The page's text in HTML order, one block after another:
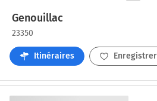
Genouillac
23350
Itinéraires Enregistrer